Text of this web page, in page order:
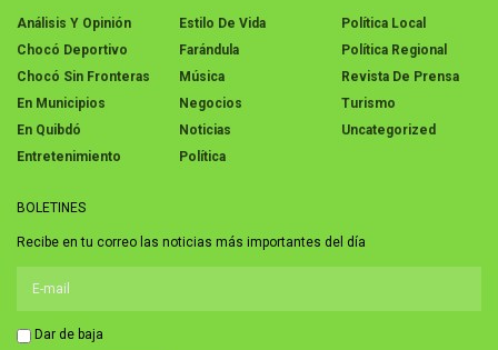
Análisis Y Opinión
Chocó Deportivo
Chocó Sin Fronteras
En Municipios
En Quibdó
Entretenimiento
Estilo De Vida
Farándula
Música
Negocios
Noticias
Política
Política Local
Política Regional
Revista De Prensa
Turismo
Uncategorized
BOLETINES
Recibe en tu correo las noticias más importantes del día
Dar de baja